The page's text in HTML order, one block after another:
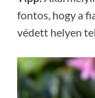
fontos, hogy a
védett helyen